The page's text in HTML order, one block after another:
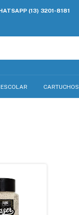
(13) 3201-8181
ESCOLAR CARTUCHOS